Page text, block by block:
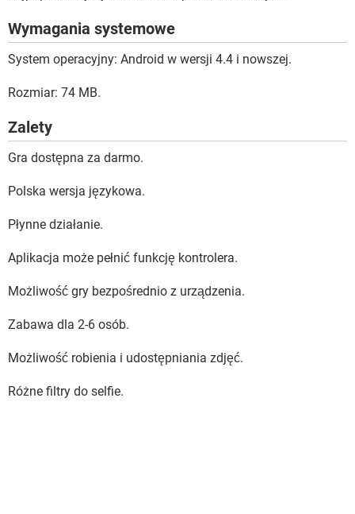
Wymagania systemowe
System operacyjny: Android w wersji 4.4 i nowszej.
Rozmiar: 74 MB.
Zalety
Gra dostępna za darmo.
Polska wersja językowa.
Płynne działanie.
Aplikacja może pełnić funkcję kontrolera.
Możliwość gry bezpośrednio z urządzenia.
Zabawa dla 2-6 osób.
Możliwość robienia i udostępniania zdjęć.
Różne filtry do selfie.